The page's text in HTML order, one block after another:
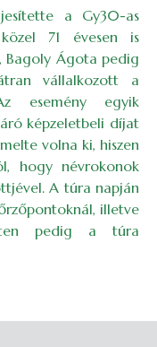
a Gy30-as
71 évesen is
Bagoly Ágota pedig
vállalkozott a
esemény egyik
képzeletbeli díjat
volna ki, hiszen
hogy névrokonok
A túra napján
illetve
pedig a túra